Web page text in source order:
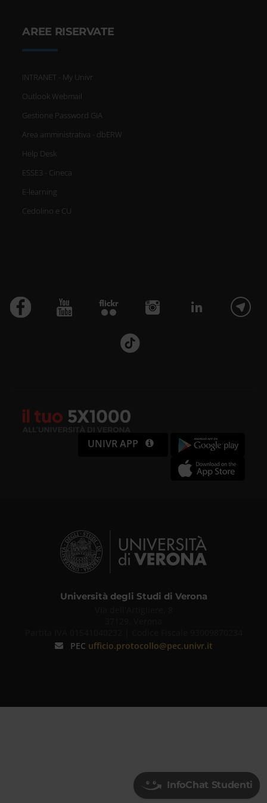
AREE RISERVATE
INTRANET - My Univr
Outlook Webmail
Gestione Password GIA
Area amministrativa - dbERW
Help Desk
ESSE3 - Cineca
E-learning
Cedolino e CU
UNIVR APP
Università degli Studi di Verona
PEC ufficio.protocollo@pec.univr.it
InfoChat Studenti